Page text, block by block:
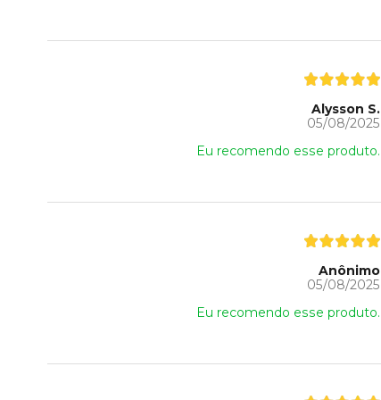
Alysson S.
05/08/2025
Eu recomendo esse produto.
Anônimo
05/08/2025
Eu recomendo esse produto.